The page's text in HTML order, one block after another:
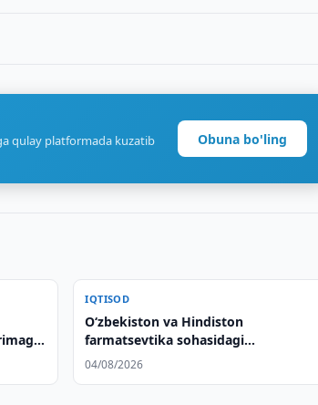
qulay platformada kuzatib
Obuna bo'ling
IQTISOD
Oʻzbekiston va Hindiston
farmatsevtika sohasidagi
hamkorlikni kengaytiradi
04/08/2026